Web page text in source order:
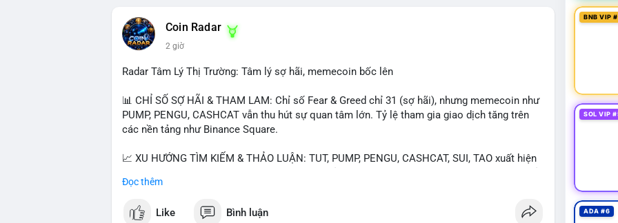
Coin Radar
2 giờ
Radar Tâm Lý Thị Trường: Tâm lý sợ hãi, memecoin bốc lên
📊 CHỈ SỐ SỢ HÃI & THAM LAM: Chỉ số Fear & Greed chỉ 31 (sợ hãi), nhưng memecoin như
PUMP, PENGU, CASHCAT vẫn thu hút sự quan tâm lớn. Tỷ lệ tham gia giao dịch tăng trên
các nền tảng như Binance Square.
📈 XU HƯỚNG TÌM KIẾM & THẢO LUẬN: TUT, PUMP, PENGU, CASHCAT, SUI, TAO xuất hiện
đề hấp dẫn. Bàn tán về SPCX và SAGA cũng hấp dẫn.
💬 DÒNG CHẢY TIN TỨC & TRUYỀN THÔNG: Bàn tán về "long SAGA", "short SPCX", và "đã
Đọc thêm
Like Bình luận
BNB VIP
SOL VIP
ADA #6